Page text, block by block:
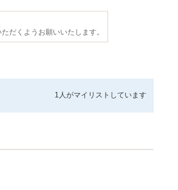
だくようお願いいたします。
1人がマイリストしています